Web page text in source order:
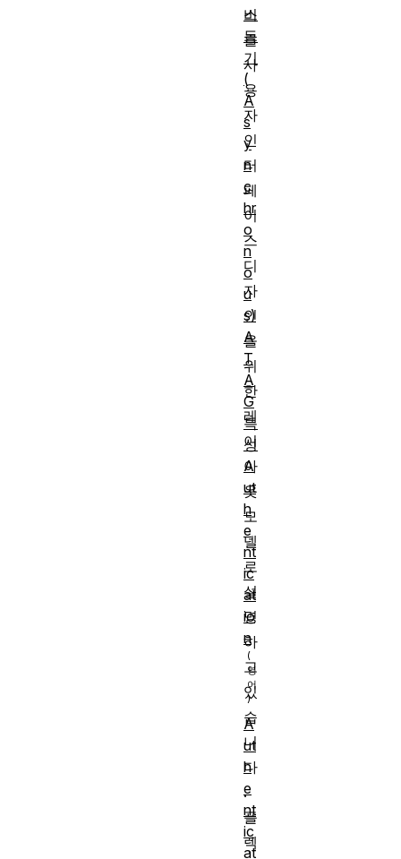
스
를
사
용
자
인
터
페
이
스
디
자
인
을
위
한
레
이
아
웃
모
델
로
설
명
하
고
있
습
니
다
.
플
렉
비
동
기
(
A
s
y
n
c
hr
o
n
o
u
s)
A
T
A
G
특
성
A
ut
h
e
nt
ic
at
io
n
A
ut
h
e
nt
ic
at